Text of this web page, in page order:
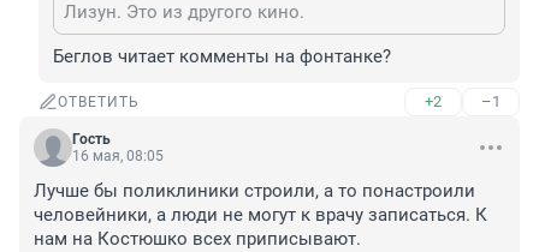
Лизун. Это из другого кино.
Беглов читает комменты на фонтанке?
ОТВЕТИТЬ +2 –1
Гость
16 мая, 08:05
Лучше бы поликлиники строили, а то понастроили
человейники, а люди не могут к врачу записаться. К
нам на Костюшко всех приписывают.